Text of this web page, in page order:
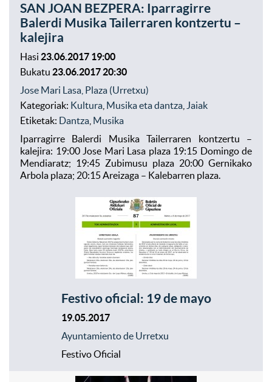
SAN JOAN BEZPERA: Iparragirre
Balerdi Musika Tailerraren kontzertu –
kalejira
Hasi 23.06.2017 19:00
Bukatu 23.06.2017 20:30
Jose Mari Lasa, Plaza (Urretxu)
Kategoriak: Kultura Musika eta dantza Jaiak
Etiketak: Dantza Musika
Iparragirre Balerdi Musika Tailerraren kontzertu –
kalejira: 19:00 Jose Mari Lasa plaza 19:15 Domingo de
Mendiaratz; 19:45 Zubimusu plaza 20:00 Gernikako
Arbola plaza; 20:15 Areizaga – Kalebarren plaza.
Festivo oficial: 19 de mayo
19.05.2017
Ayuntamiento de Urretxu
Festivo Oficial